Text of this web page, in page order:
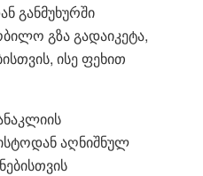
განმუხურში
გზა გადაიკეტა,
ისე ფეხით
აღნიშნულ